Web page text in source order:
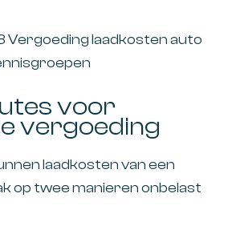
Vergoeding laadkosten auto
voor
vergoeding
laadkosten van een
op twee manieren onbelast